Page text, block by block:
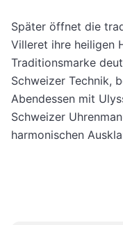
Später öffnet die
Villeret ihre heiligen
Traditionsmarke
Schweizer Technik,
Abendessen mit
Schweizer
harmonischen